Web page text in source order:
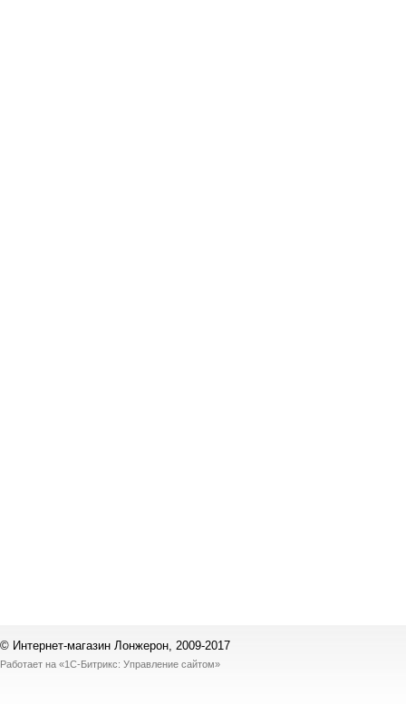
© Интернет-магазин Лонжерон, 2009-2017
Работает на «1С-Битрикс: Управление сайтом»